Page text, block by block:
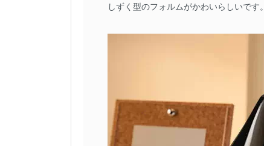
しずく型のフォルムがかわいらしいです。